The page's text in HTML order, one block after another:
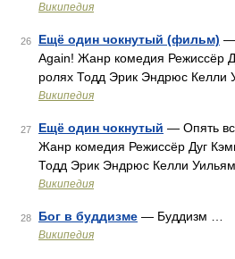
Википедия
26 Ещё один чокнутый (фильм) —
Again! Жанр комедия Режиссёр
ролях Тодд Эрик Эндрюс Келли
Википедия
27 Ещё один чокнутый — Опять
Жанр комедия Режиссёр Дуг
Тодд Эрик Эндрюс Келли
Википедия
28 Бог в буддизме — Буддизм …
Википедия